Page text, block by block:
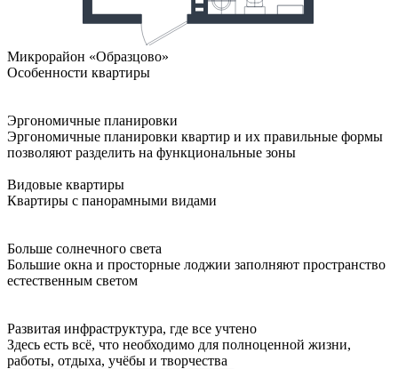
Микрорайон «Образцово»
Особенности квартиры
Эргономичные планировки
Эргономичные планировки квартир и их правильные формы
позволяют разделить на функциональные зоны
Видовые квартиры
Квартиры с панорамными видами
Больше солнечного света
Большие окна и просторные лоджии заполняют пространство
естественным светом
Развитая инфраструктура, где все учтено
Здесь есть всё, что необходимо для полноценной жизни,
работы, отдыха, учёбы и творчества